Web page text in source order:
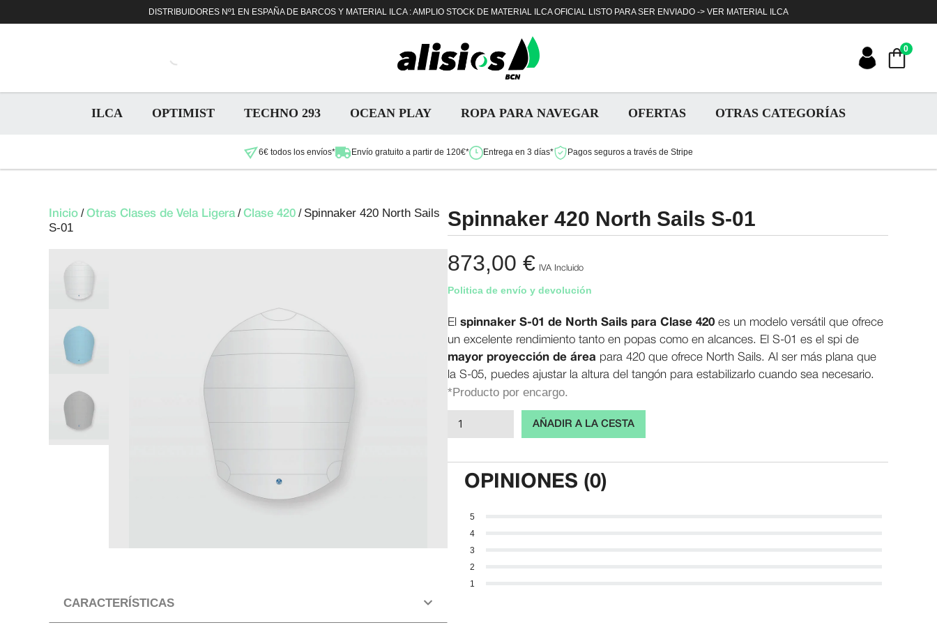
al
DISTRIBUIDORES Nº1 EN ESPAÑA DE BARCOS Y MATERIAL ILCA : AMPLIO STOCK DE MATERIAL ILCA OFICIAL LISTO PARA SER ENVIADO -> VER MATERIAL ILCA
0
ILCA OPTIMIST TECHNO 293 OCEAN PLAY ROPA PARA NAVEGAR OFERTAS OTRAS CATEGORÍAS
6€ todos los envíos* Envío gratuito a partir de 120€* Entrega en 3 días* Pagos seguros a través de Stripe
Inicio / Otras Clases de Vela Ligera / Clase 420 / Spinnaker 420 North Sails
S-01
CARACTERÍSTICAS
Spinnaker 420 North Sails S-01
873,00 € IVA Incluido
Politica de envío y devolución
El spinnaker S-01 de North Sails para Clase 420es un modelo versátil que ofrece
un excelente rendimiento tanto en popas como en alcances. El S-01 es el spi de
mayor proyección de área para 420 que ofrece North Sails. Al ser más plana que
la S-05, puedes ajustar la altura del tangón para estabilizarlo cuando sea necesario.
*Producto por encargo.
Spinnaker
420
Sails
cantidad
AÑADIR A LA CESTA
OPINIONES (0)
5
4
3
2
1